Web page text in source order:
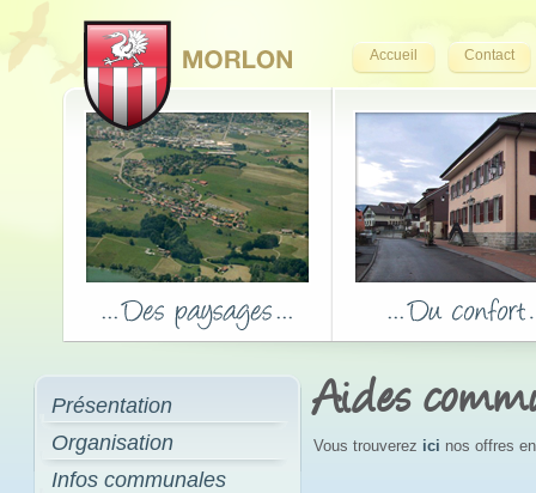
Accueil Contact
Présentation
Organisation
Infos communales
Aides
Vous trouverez ici nos offres